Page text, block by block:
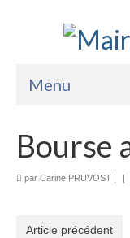
Menu
La Mairie
Services
Bourse
par Carine PRUVOST | |
Article précédent